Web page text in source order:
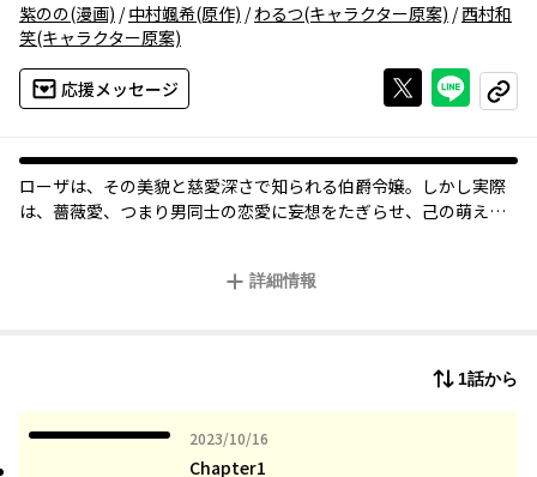
紫のの(漫画) /中村颯希(原作) /わるつ(キャラクター原案) /西村和
笑(キャラクター原案)
応援メッセージ Xで投稿する
ライン
コピー
ローザは、その美貌と慈愛深さで知られる伯爵令嬢。しかし実際
は、薔薇愛、つまり男同士の恋愛に妄想をたぎらせ、己の萌えを
彼こそは理想の「受け」、千年に一人の逸材だと断定したローザ
詳細情報
1話から
2023/10/16
2023年10月16日
Chapter1